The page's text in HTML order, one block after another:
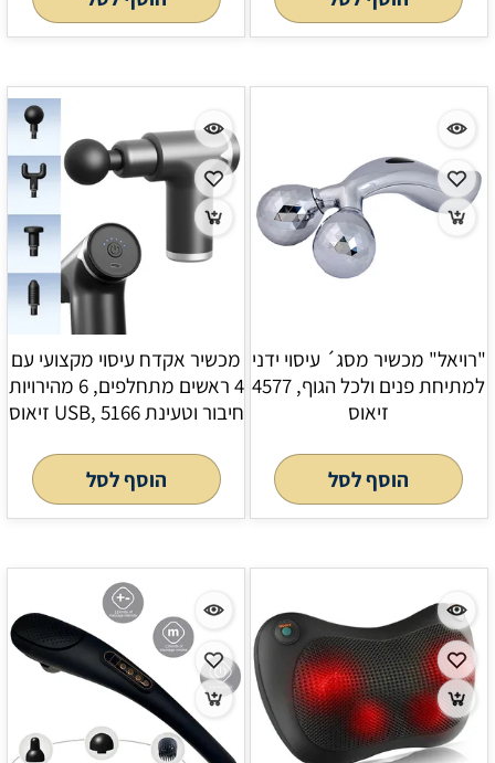
"רויאל" מכשיר מסג´ עיסוי ידני
למתיחת פנים ולכל הגוף, 4577
זיאוס
הוסף לסל
מכשיר אקדח עיסוי מקצועי עם
4 ראשים מתחלפים, 6 מהירויות
חיבור וטעינת USB, 5166 זיאוס
הוסף לסל